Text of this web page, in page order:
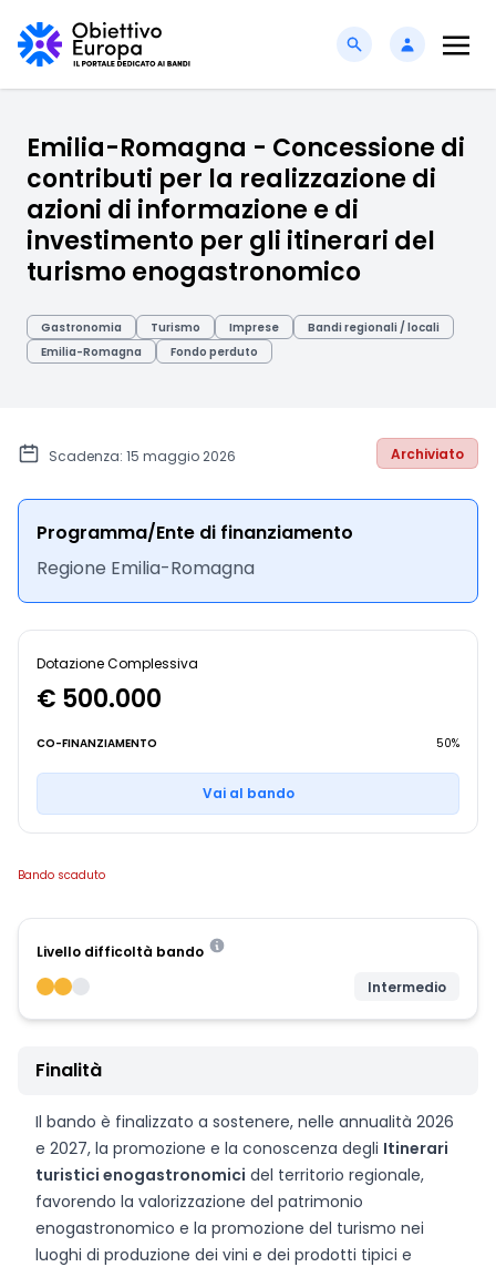
Emilia-Romagna - Concessione di
contributi per la realizzazione di
azioni di informazione e di
investimento per gli itinerari del
turismo enogastronomico
Gastronomia Turismo Imprese
Bandi regionali / locali
Emilia-Romagna
Fondo perduto
Scadenza: 15 maggio 2026 Archiviato
Programma/Ente di finanziamento
Regione Emilia-Romagna
Dotazione Complessiva
€ 500.000
CO-FINANZIAMENTO 50%
Vai al bando
Bando scaduto
Livello difficoltà bando
Intermedio
Finalità
Il bando è finalizzato a sostenere, nelle annualità 2026
e 2027, la promozione e la conoscenza degli Itinerari
turistici enogastronomici del territorio regionale,
favorendo la valorizzazione del patrimonio
enogastronomico e la promozione del turismo nei
luoghi di produzione dei vini e dei prodotti tipici e